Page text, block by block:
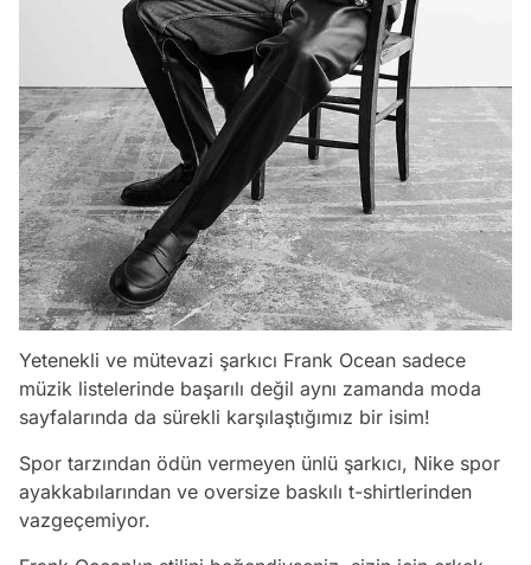
Yetenekli ve mütevazi şarkıcı Frank Ocean sadece
müzik listelerinde başarılı değil aynı zamanda moda
sayfalarında da sürekli karşılaştığımız bir isim!
Spor tarzından ödün vermeyen ünlü şarkıcı, Nike spor
ayakkabılarından ve oversize baskılı t-shirtlerinden
vazgeçemiyor.